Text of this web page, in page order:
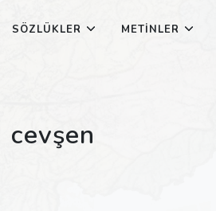
SÖZLÜKLER METINLER
cevşen